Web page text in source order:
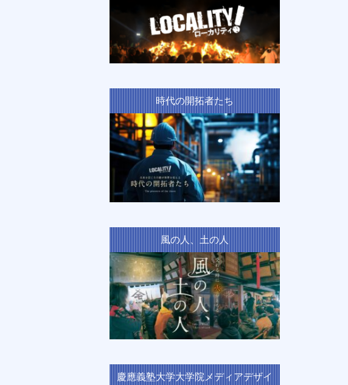
時代の開拓者たち
風の人、土の人
慶應義塾大学大学院メディアデザイ